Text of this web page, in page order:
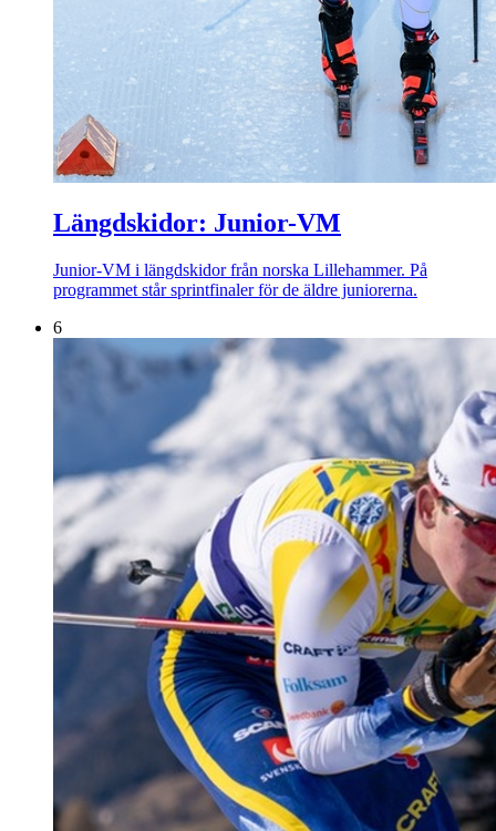
Längdskidor: Junior-VM
Junior-VM i längdskidor från norska Lillehammer. På
programmet står sprintfinaler för de äldre juniorerna.
6